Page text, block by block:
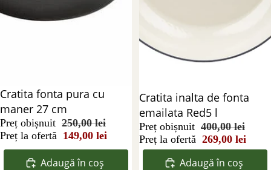
Reducere 40%
Cratita fonta pura cu
maner 27 cm
Preț obișnuit 250,00 lei
Preț la ofertă 149,00 lei
Adaugă în coș
Reducere 33%
Cratita inalta de fonta
emailata Red5 l
Preț obișnuit 400,00 lei
Preț la ofertă 269,00 lei
Adaugă în coș